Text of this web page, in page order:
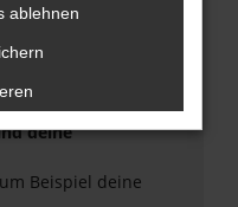
helfen können:
deine
Beispiel deine
ablehnen